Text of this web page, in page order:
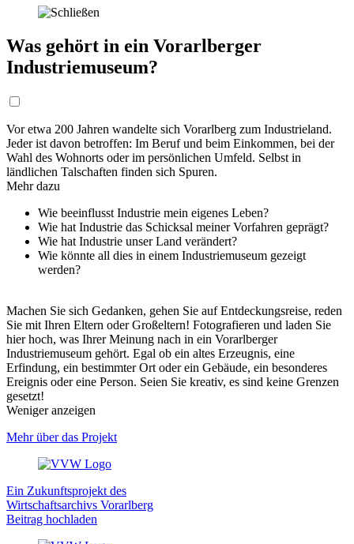
Was gehört in ein Vorarlberger
Industriemuseum?
Vor etwa 200 Jahren wandelte sich Vorarlberg zum Industrieland.
Jeder ist davon betroffen: Im Beruf und beim Einkommen, bei der
Wahl des Wohnorts oder im persönlichen Umfeld. Selbst in
ländlichen Talschaften finden sich Spuren.
Mehr dazu
Wie beeinflusst Industrie mein eigenes Leben?
Wie hat Industrie das Schicksal meiner Vorfahren geprägt?
Wie hat Industrie unser Land verändert?
Wie könnte all dies in einem Industriemuseum gezeigt
werden?
Machen Sie sich Gedanken, gehen Sie auf Entdeckungsreise, reden
Sie mit Ihren Eltern oder Großeltern! Fotografieren und laden Sie
hier hoch, was Ihrer Meinung nach in ein Vorarlberger
Industriemuseum gehört. Egal ob ein altes Erzeugnis, eine
Erfindung, ein bestimmter Ort oder ein Gebäude, ein besonderes
Ereignis oder eine Person. Seien Sie kreativ, es sind keine Grenzen
gesetzt!
Weniger anzeigen
Mehr über das Projekt
Ein Zukunftsprojekt des
Wirtschaftsarchivs Vorarlberg
Beitrag hochladen